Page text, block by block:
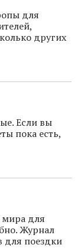
для
других
Если вы
пока есть,
мира для
Журнал
для поездки